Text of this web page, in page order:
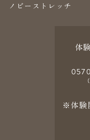
ノビーストレッチ
体
※体験